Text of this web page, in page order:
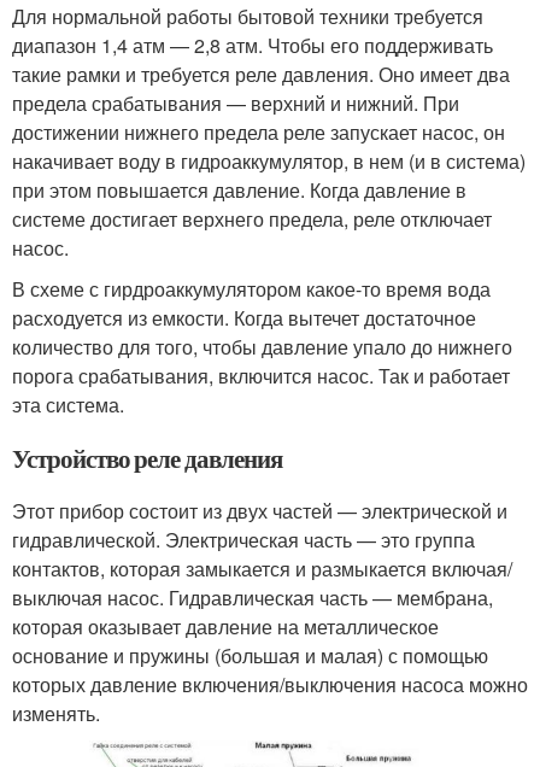
Для нормальной работы бытовой техники требуется
диапазон 1,4 атм — 2,8 атм. Чтобы его поддерживать
такие рамки и требуется реле давления. Оно имеет два
предела срабатывания — верхний и нижний. При
достижении нижнего предела реле запускает насос, он
накачивает воду в гидроаккумулятор, в нем (и в система)
при этом повышается давление. Когда давление в
системе достигает верхнего предела, реле отключает
насос.
В схеме с гирдроаккумулятором какое-то время вода
расходуется из емкости. Когда вытечет достаточное
количество для того, чтобы давление упало до нижнего
порога срабатывания, включится насос. Так и работает
эта система.
Устройство реле давления
Этот прибор состоит из двух частей — электрической и
гидравлической. Электрическая часть — это группа
контактов, которая замыкается и размыкается включая/
выключая насос. Гидравлическая часть — мембрана,
которая оказывает давление на металлическое
основание и пружины (большая и малая) с помощью
которых давление включения/выключения насоса можно
изменять.